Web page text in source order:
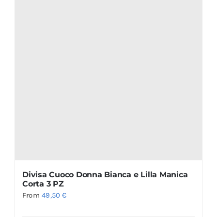
Divisa Cuoco Donna Bianca e Lilla Manica
Corta 3 PZ
From49,50€